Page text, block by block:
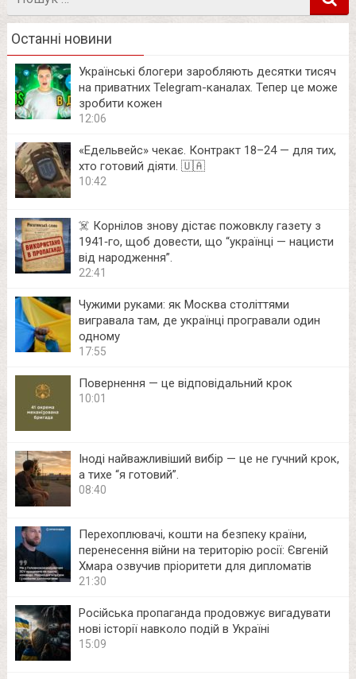
Останні новини
Українські блогери заробляють десятки тисяч
на приватних Telegram-каналах. Тепер це може
зробити кожен
12:06
«Едельвейс» чекає. Контракт 18–24 — для тих,
хто готовий діяти. 🇺🇦
10:42
☠️ Корнілов знову дістає пожовклу газету з
1941‑го, щоб довести, що “українці — нацисти
від народження”.
22:41
Чужими руками: як Москва століттями
вигравала там, де українці програвали один
одному
17:55
Повернення — це відповідальний крок
10:01
Іноді найважливіший вибір — це не гучний крок,
а тихе “я готовий”.
08:40
Перехоплювачі, кошти на безпеку країни,
перенесення війни на територію росії: Євгеній
Хмара озвучив пріоритети для дипломатів
21:30
Російська пропаганда продовжує вигадувати
нові історії навколо подій в Україні
15:09